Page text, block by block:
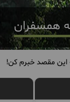
همسفران
این مقصد خبرم کن!